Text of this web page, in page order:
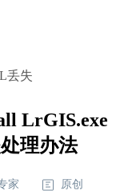
丢失
LrGIS.exe
理办法
家 原创